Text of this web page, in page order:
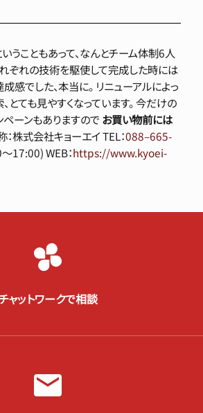
うこともあって、なんとチーム体制6人
ぞれの技術を駆使して完成した時には
感でした、本当に。 リニューアルによっ
とても見やすくなっています。 今だけの
ペーンもありますので お買い物前には
：株式会社キョーエイ TEL：088–665-
17:00) WEB：https://www.kyoei-
ャットワークで相談